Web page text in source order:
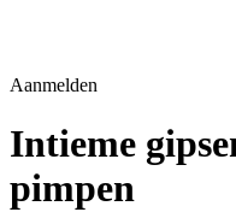
Aanmelden
Intieme
pimpen